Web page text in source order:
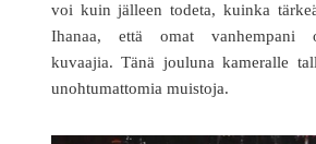
voi kuin jälleen todeta, kuinka
Ihanaa, että omat
kuvaajia.Tänä jouluna kameralle
unohtumattomia muistoja.